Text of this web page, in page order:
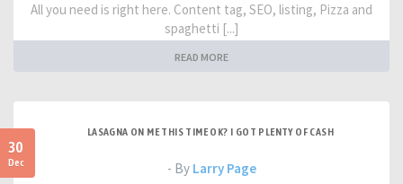
All you need is right here. Content tag, SEO, listing, Pizza and
spaghetti [...]
READ MORE
30
Dec
LASAGNA ON ME THIS TIME OK? I GOT PLENTY OF CASH
- By Larry Page